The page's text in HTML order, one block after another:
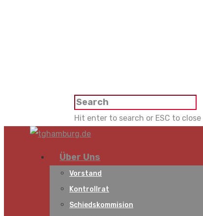
Hit enter to search or ESC to close
Über Uns
Vorstand
Kontrollrat
Schiedskommision